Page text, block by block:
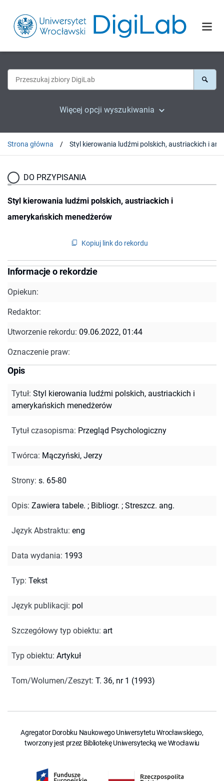
Więcej opcji wyszukiwania
Strona główna
DO PRZYPISANIA
Styl kierowania ludźmi polskich, austriackich i
amerykańskich menedżerów
Kopiuj link do rekordu
Informacje o rekordzie
Opiekun:
Redaktor:
Utworzenie rekordu: 09.06.2022, 01:44
Oznaczenie praw:
Opis
Tytuł: Styl kierowania ludźmi polskich, austriackich i
amerykańskich menedżerów
Tytuł czasopisma: Przegląd Psychologiczny
Twórca: Mączyński, Jerzy
Strony: s. 65-80
Opis: Zawiera tabele. ; Bibliogr. ; Streszcz. ang.
Język Abstraktu: eng
Data wydania: 1993
Typ: Tekst
Język publikacji: pol
Szczegółowy typ obiektu: art
Typ obiektu: Artykuł
Tom/Wolumen/Zeszyt: T. 36, nr 1 (1993)
Agregator Dorobku Naukowego Uniwersytetu Wrocławskiego,
tworzony jest przez Bibliotekę Uniwersytecką we Wrocławiu